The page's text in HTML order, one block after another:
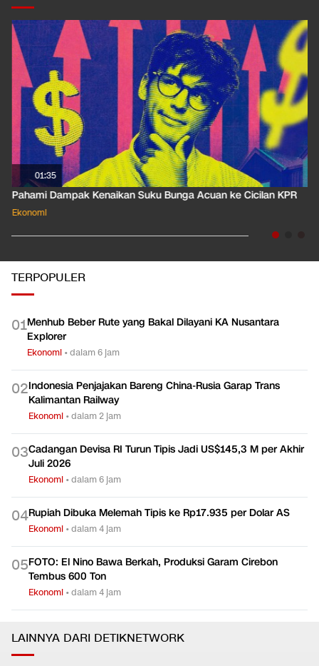
01:35
Pahami Dampak Kenaikan Suku Bunga Acuan ke Cicilan KPR
Ekonomi
TERPOPULER
01Menhub Beber Rute yang Bakal Dilayani KA Nusantara
Explorer
Ekonomi •dalam 6 jam
02Indonesia Penjajakan Bareng China-Rusia Garap Trans
Kalimantan Railway
Ekonomi •dalam 2 jam
03Cadangan Devisa RI Turun Tipis Jadi US$145,3 M per Akhir
Juli 2026
Ekonomi •dalam 6 jam
04Rupiah Dibuka Melemah Tipis ke Rp17.935 per Dolar AS
Ekonomi •dalam 4 jam
05FOTO: El Nino Bawa Berkah, Produksi Garam Cirebon
Tembus 600 Ton
Ekonomi •dalam 4 jam
LAINNYA DARI DETIKNETWORK